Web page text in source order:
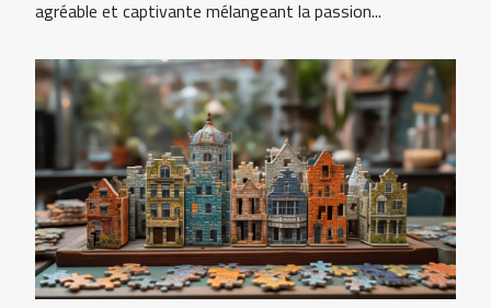
agréable et captivante mélangeant la passion...